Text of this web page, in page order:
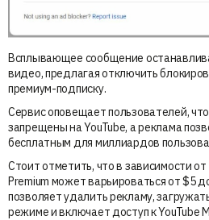
Всплывающее сообщение
видео, предлагая отключить
премиум-подписку.
Сервис оповещает пользователей,
запрещены на YouTube, а реклама
бесплатным для миллиардов
Стоит отметить, что в зависимости
Premium может варьироваться от $5
позволяет удалить рекламу,
режиме и включает доступ к YouTube